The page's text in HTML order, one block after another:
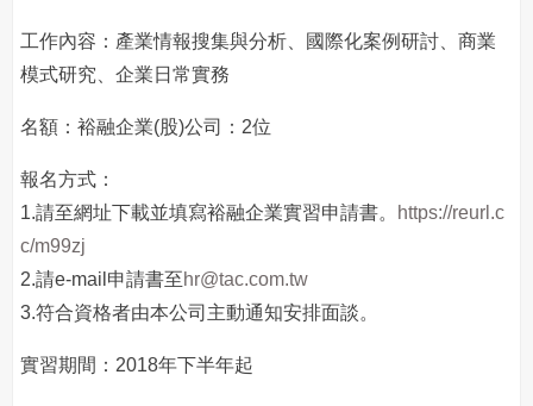
工作內容：產業情報搜集與分析、國際化案例研討、商業
模式研究、企業日常實務
名額：裕融企業(股)公司：2位
報名方式：
1.請至網址下載並填寫裕融企業實習申請書。
https://reurl.c
c/m99zj
2.請e-mail申請書至hr@tac.com.tw
3.符合資格者由本公司主動通知安排面談。
實習期間：2018年下半年起